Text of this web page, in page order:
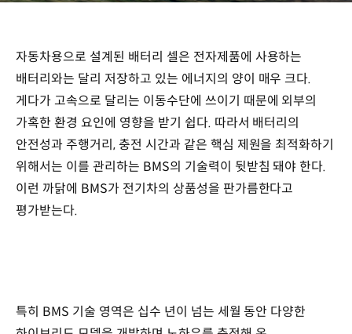
자동차용으로 설계된 배터리 셀은 전자제품에 사용하는
배터리와는 달리 저장하고 있는 에너지의 양이 매우 크다.
게다가 고속으로 달리는 이동수단에 쓰이기 때문에 외부의
가혹한 환경 요인에 영향을 받기 쉽다. 따라서 배터리의
안전성과 주행거리, 충전 시간과 같은 핵심 제원을 최적화하기
위해서는 이를 관리하는 BMS의 기술력이 뒷받침 돼야 한다.
이런 까닭에 BMS가 전기차의 상품성을 판가름한다고
평가받는다.
특히 BMS 기술 영역은 십수 년이 넘는 세월 동안 다양한